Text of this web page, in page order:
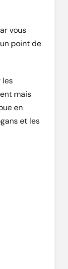
vous
point de
les
mais
en
et les